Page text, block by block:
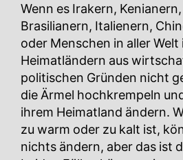
Wenn es Irakern,
Brasilianern, Italienern,
oder Menschen in aller Welt
Heimatländern aus
politischen Gründen nicht
die Ärmel hochkrempeln
ihrem Heimatland ändern.
zu warm oder zu kalt ist,
nichts ändern, aber das ist